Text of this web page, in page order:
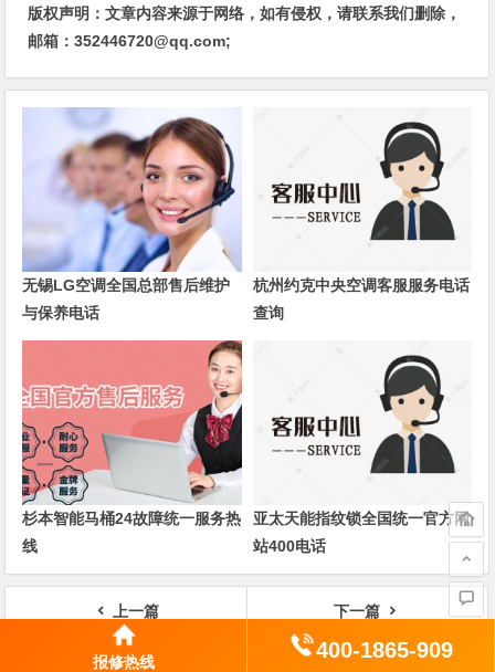
版权声明：文章内容来源于网络，如有侵权，请联系我们删除，
邮箱：352446720@qq.com;
无锡LG空调全国总部售后维护
与保养电话
杭州约克中央空调客服服务电话
查询
杉本智能马桶24故障统一服务热
线
亚太天能指纹锁全国统一官方网
站400电话
上一篇
太原三星空调24小时全国各客服号码
下一篇
希箭指纹锁售后服务电话是多少400热线
报修热线
400-1865-909